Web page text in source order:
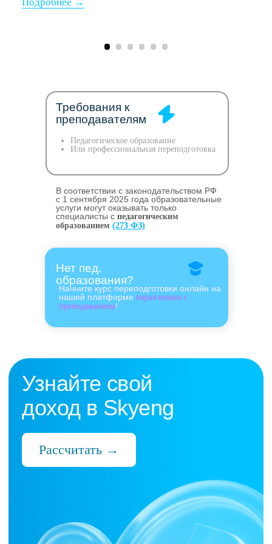
Педагогическое образование
Или профессиональная переподготовка
В соответствии с законодательством РФ
c 1 сентября 2025 года образовательные
услуги могут оказывать только
специалисты с педагогическим
образованием (273 ФЗ)
Начните курс переподготовки онлайн на
нашей платформе параллельно с
преподаванием!
Требования к
преподавателям
Нет пед.
образования?
Нас выбрали 10 000+
которые ценят:
Время
Готовые планы и материалы, онлайн-
платформа с автопроверкой заданий,
поддержка 24/7 и никакой бюрократии
Деньги
без штрафов и переработок, скрытых
условий и неприятных сюрпризов
Уважение к преподавателю и его